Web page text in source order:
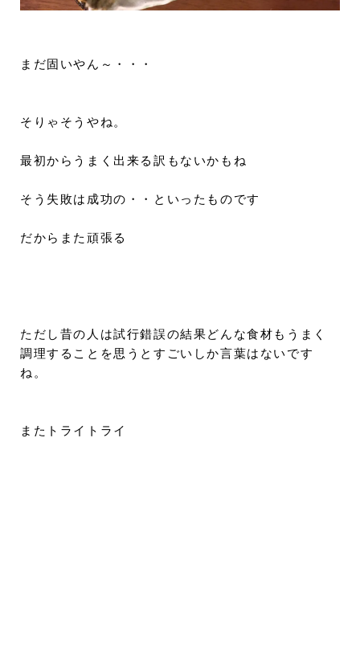
まだ固いやん～・・・
そりゃそうやね。
最初からうまく出来る訳もないかもね
そう失敗は成功の・・といったものです
だからまた頑張る
ただし昔の人は試行錯誤の結果どんな食材もうまく
調理することを思うとすごいしか言葉はないです
ね。
またトライトライ